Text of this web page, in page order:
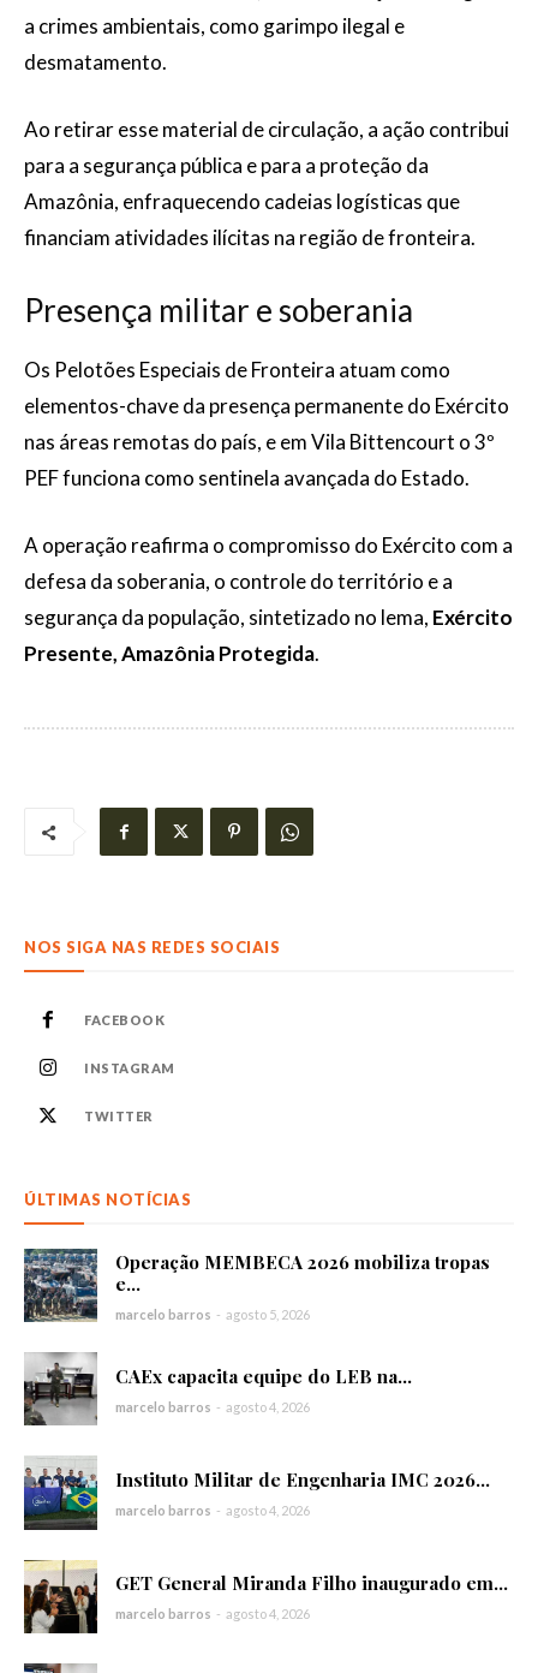
a crimes ambientais, como garimpo ilegal e
desmatamento.
Ao retirar esse material de circulação, a ação contribui
para a segurança pública e para a proteção da
Amazônia, enfraquecendo cadeias logísticas que
financiam atividades ilícitas na região de fronteira.
Presença militar e soberania
Os Pelotões Especiais de Fronteira atuam como
elementos-chave da presença permanente do Exército
nas áreas remotas do país, e em Vila Bittencourt o 3º
PEF funciona como sentinela avançada do Estado.
A operação reafirma o compromisso do Exército com a
defesa da soberania, o controle do território e a
segurança da população, sintetizado no lema, Exército
Presente, Amazônia Protegida.
NOS SIGA NAS REDES SOCIAIS
FACEBOOK
INSTAGRAM
TWITTER
ÚLTIMAS NOTÍCIAS
Operação MEMBECA 2026 mobiliza tropas
e...
marcelo barros - agosto 5, 2026
CAEx capacita equipe do LEB na...
marcelo barros - agosto 4, 2026
Instituto Militar de Engenharia IMC 2026...
marcelo barros - agosto 4, 2026
GET General Miranda Filho inaugurado em...
marcelo barros - agosto 4, 2026